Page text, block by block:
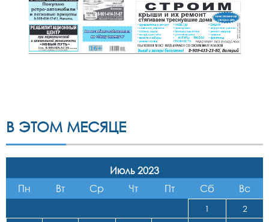
В ЭТОМ МЕСЯЦЕ
Июль 2023
Пн
Вт Ср Чт Пт Сб Вс
1
2